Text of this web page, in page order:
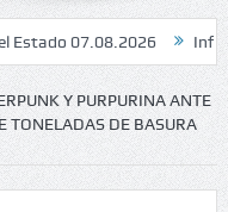
Informan a Unesco
Y PURPURINA ANTE
TONELADAS DE BASURA